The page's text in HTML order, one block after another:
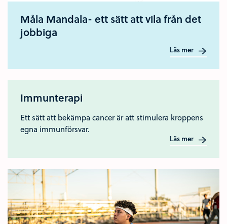
Måla Mandala- ett sätt att vila från det
jobbiga
Läs mer
Immunterapi
Ett sätt att bekämpa cancer är att stimulera kroppens
egna immunförsvar.
Läs mer